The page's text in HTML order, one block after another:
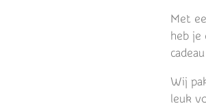
Met
heb je
Wij
leuk